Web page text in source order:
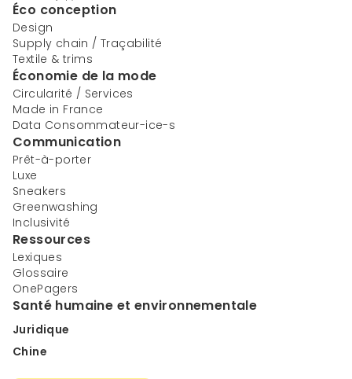
Éco conception
Design
Supply chain / Traçabilité
Textile & trims
Économie de la mode
Circularité / Services
Made in France
Data Consommateur-ice-s
Communication
Prêt-à-porter
Luxe
Sneakers
Greenwashing
Inclusivité
Ressources
Lexiques
Glossaire
OnePagers
Santé humaine et environnementale
Juridique
Chine